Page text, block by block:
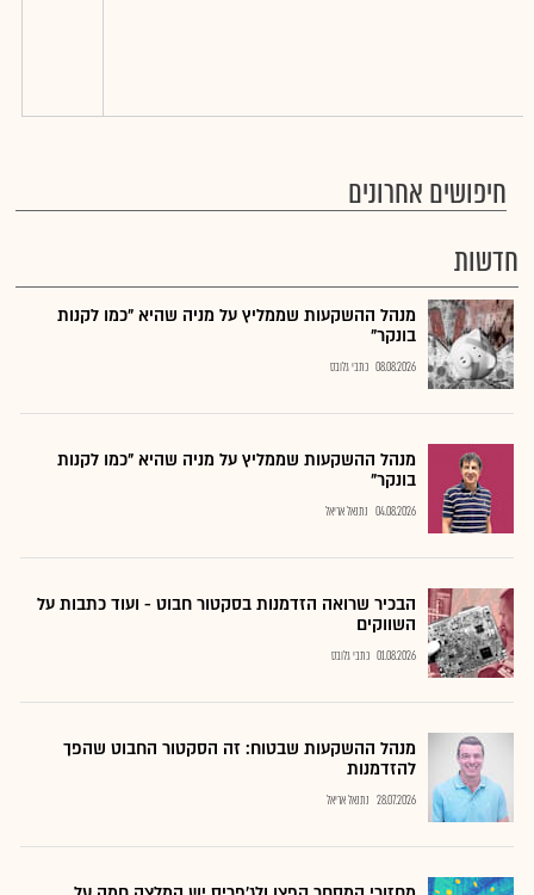
חיפושים אחרונים
חדשות
מנהל ההשקעות שממליץ על מניה שהיא "כמו לקנות
בונקר"
08.08.2026 כתבי גלובס
מנהל ההשקעות שממליץ על מניה שהיא "כמו לקנות
בונקר"
04.08.2026 נתנאל אריאל
הבכיר שרואה הזדמנות בסקטור חבוט - ועוד כתבות על
השווקים
01.08.2026 כתבי גלובס
מנהל ההשקעות שבטוח: זה הסקטור החבוט שהפך
להזדמנות
28.07.2026 נתנאל אריאל